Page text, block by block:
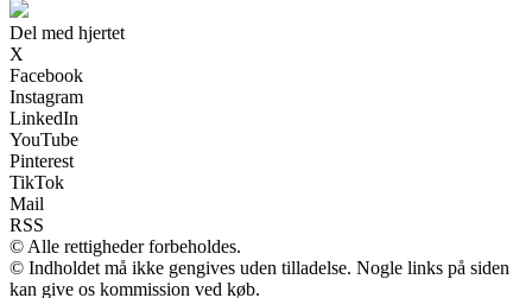
Del med hjertet
X
Facebook
Instagram
LinkedIn
YouTube
Pinterest
TikTok
Mail
RSS
© Alle rettigheder forbeholdes.
© Indholdet må ikke gengives uden tilladelse. Nogle links på siden
kan give os kommission ved køb.